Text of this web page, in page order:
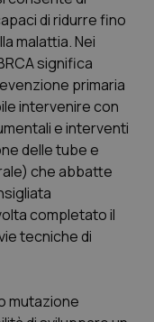
di ridurre fino
malattia. Nei
significa
primaria
intervenire con
e interventi
delle tube e
che abbatte
completato il
tecniche di
mutazione